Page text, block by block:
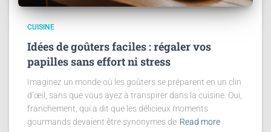
CUISINE
Idées de goûters faciles : régaler vos
papilles sans effort ni stress
Imaginez un monde où les goûters se préparent en un clin
d’œil, sans que vous ayez à transpirer dans la cuisine. Oui,
franchement, qui a dit que les délicieux moments
gourmands devaient être synonymes de Read more